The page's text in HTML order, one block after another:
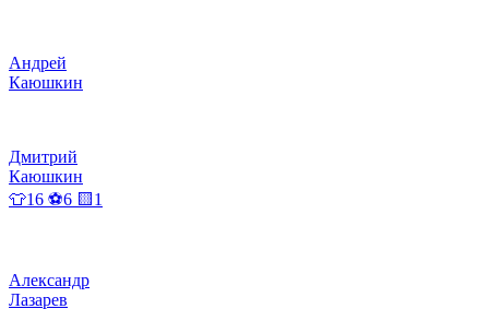
Андрей
Каюшкин
Дмитрий
Каюшкин
👕16 ⚽6 🟨1
Александр
Лазарев